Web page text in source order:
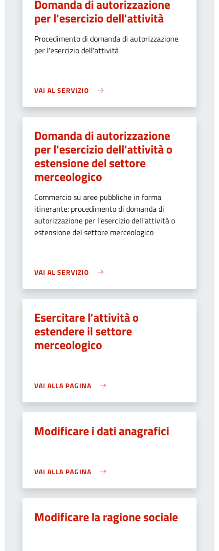
Domanda di autorizzazione
per l'esercizio dell'attività
Procedimento di domanda di autorizzazione
per l'esercizio dell'attività
VAI AL SERVIZIO
Domanda di autorizzazione
per l'esercizio dell'attività o
estensione del settore
merceologico
Commercio su aree pubbliche in forma
itinerante: procedimento di domanda di
autorizzazione per l'esercizio dell'attività o
estensione del settore merceologico
VAI AL SERVIZIO
Esercitare l'attività o
estendere il settore
merceologico
VAI ALLA PAGINA
Modificare i dati anagrafici
VAI ALLA PAGINA
Modificare la ragione sociale